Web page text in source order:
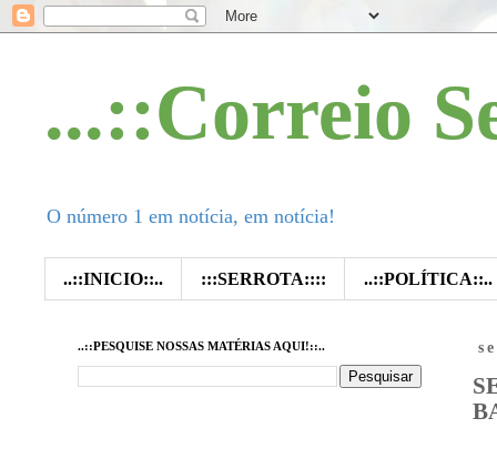
...::Correio
O número 1 em notícia, em notícia!
..::INICIO::.. :::SERROTA:::: ..::POLÍTICA::..
..::PESQUISE NOSSAS MATÉRIAS AQUI!::..